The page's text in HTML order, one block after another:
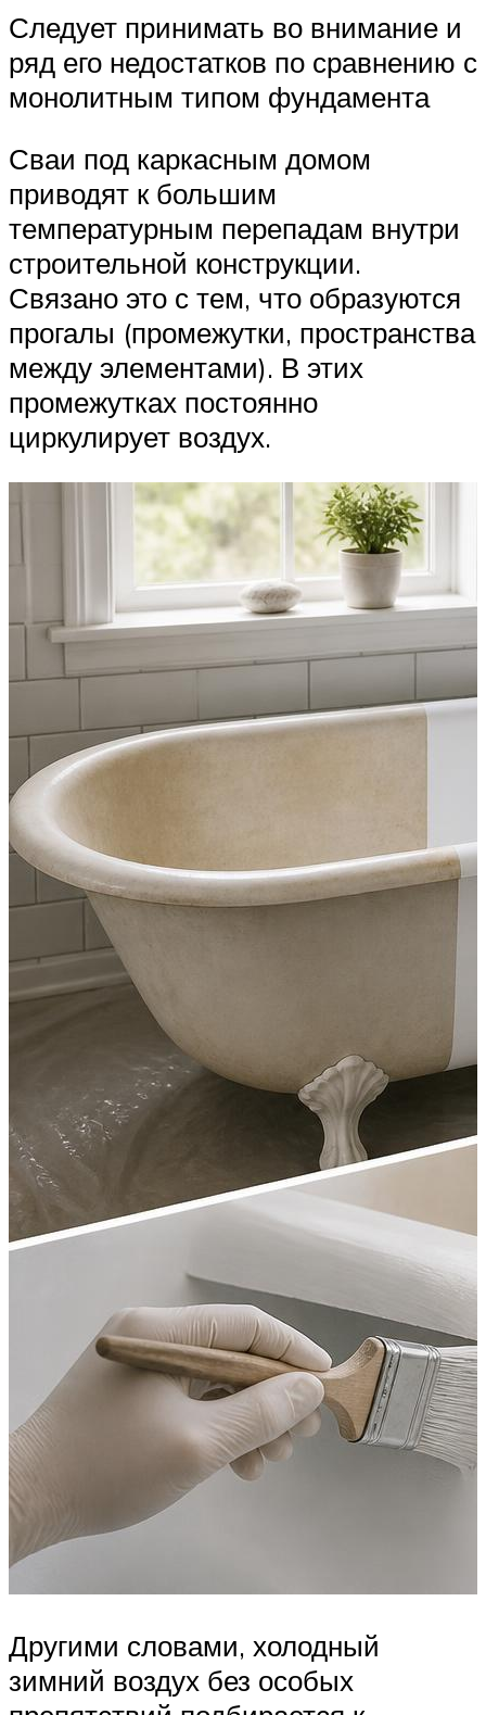
Следует принимать во внимание и
ряд его недостатков по сравнению с
монолитным типом фундамента
Сваи под каркасным домом
приводят к большим
температурным перепадам внутри
строительной конструкции.
Связано это с тем, что образуются
прогалы (промежутки, пространства
между элементами). В этих
промежутках постоянно
циркулирует воздух.
Другими словами, холодный
зимний воздух без особых